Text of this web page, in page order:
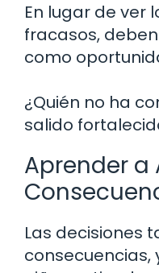
En lugar de ver
fracasos,
como
¿Quién no ha
salido
Aprender a
Las decisiones
consecuencias,